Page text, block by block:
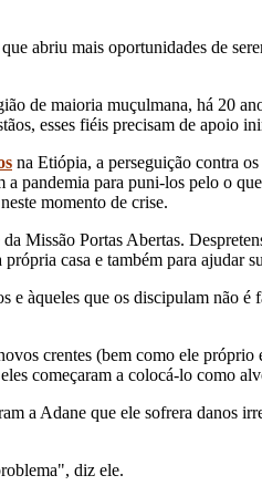
abriu mais oportunidades de
de maioria muçulmana, há 20
esses fiéis precisam de apoio
na Etiópia, a perseguição contra
pandemia para puni-los pelo o
momento de crise.
Missão Portas Abertas.
casa e também para ajudar
àqueles que os discipulam não
crentes (bem como ele
começaram a colocá-lo como
a Adane que ele sofrera
diz ele.